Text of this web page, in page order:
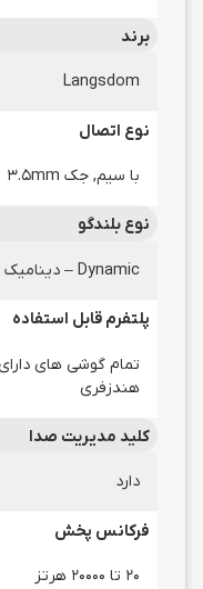
برند
Langsdom
نوع اتصال
با سیم, جک 3.5mm
نوع بلندگو
Dynamic – دینامیک
پلتفرم قابل استفاده
تمام گوشی های
هندزفری
کلید مدیریت صدا
دارد
فرکانس پخش
20 تا 20000 هرتز